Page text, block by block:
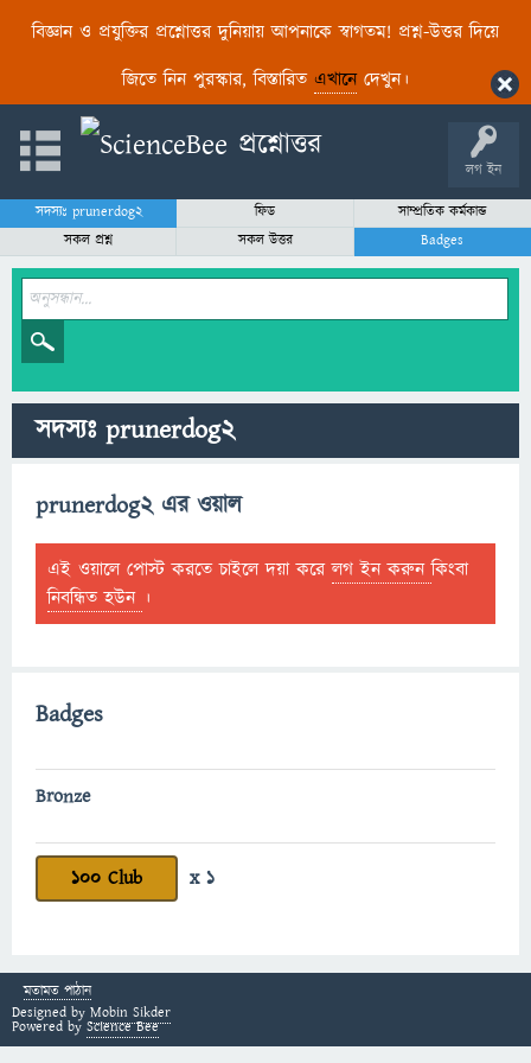
বিজ্ঞান ও প্রযুক্তির প্রশ্নোত্তর দুনিয়ায় আপনাকে স্বাগতম! প্রশ্ন-উত্তর দিয়ে
জিতে নিন পুরস্কার, বিস্তারিত এখানেদেখুন।
লগ ইন
সদস্যঃ prunerdog2 ফিড
সাম্প্রতিক কর্মকান্ড
সকল প্রশ্ন
সকল উত্তর Badges
সদস্যঃ prunerdog2
prunerdog2 এর ওয়াল
এই ওয়ালে পোস্ট করতে চাইলে দয়া করেলগ ইন করুনকিংবা
নিবন্ধিত হউন ।
Badges
Bronze
100 Club x 1
মতামত পাঠান
Designed by Mobin Sikder
Powered by Science Bee